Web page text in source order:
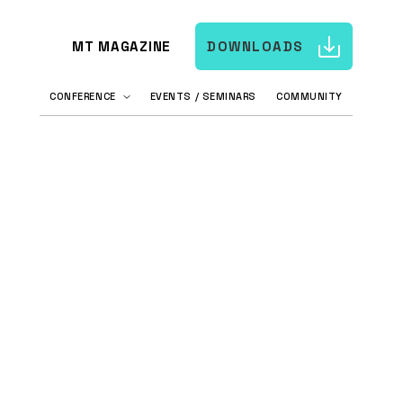
DOWNLOADS
MT MAGAZINE
CONFERENCE EVENTS / SEMINARS COMMUNITY